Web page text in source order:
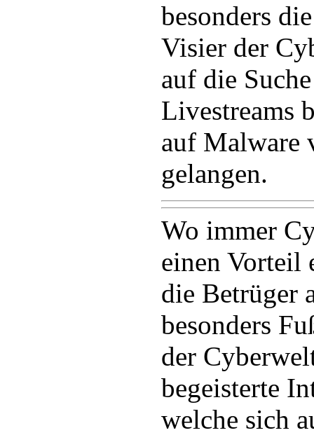
besonders
Visier der
auf die
Livestreams
auf Malware
gelangen.
Wo immer
einen Vorteil
die Betrüger
besonders
der
begeisterte
welche sich